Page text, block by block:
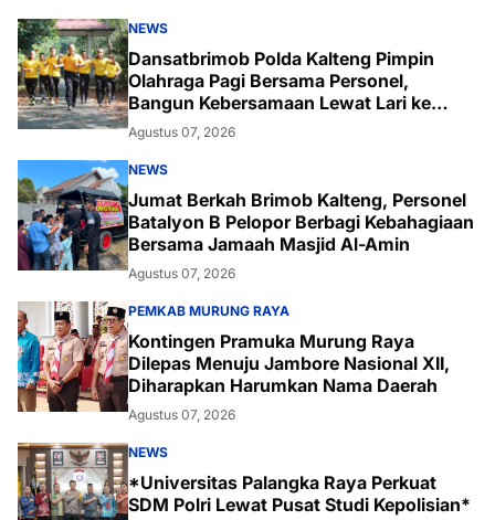
NEWS
Dansatbrimob Polda Kalteng Pimpin
Olahraga Pagi Bersama Personel,
Bangun Kebersamaan Lewat Lari ke
Bukit Baranahu
Agustus 07, 2026
NEWS
Jumat Berkah Brimob Kalteng, Personel
Batalyon B Pelopor Berbagi Kebahagiaan
Bersama Jamaah Masjid Al-Amin
Agustus 07, 2026
PEMKAB MURUNG RAYA
Kontingen Pramuka Murung Raya
Dilepas Menuju Jambore Nasional XII,
Diharapkan Harumkan Nama Daerah
Agustus 07, 2026
NEWS
*Universitas Palangka Raya Perkuat
SDM Polri Lewat Pusat Studi Kepolisian*